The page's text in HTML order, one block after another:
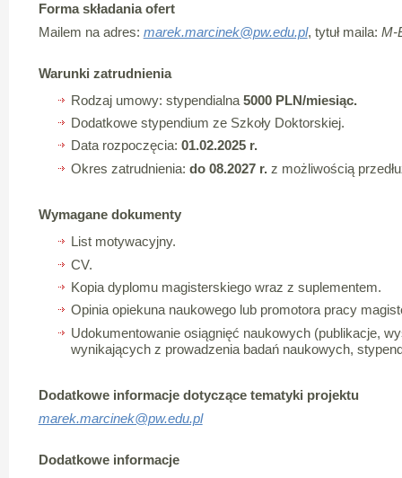
Forma składania ofert
Mailem na adres: marek.marcinek@pw.edu.pl, tytuł maila: M-
Warunki zatrudnienia
Rodzaj umowy: stypendialna 5000 PLN/miesiąc.
Dodatkowe stypendium ze Szkoły Doktorskiej.
Data rozpoczęcia: 01.02.2025 r.
Okres zatrudnienia: do 08.2027 r.z możliwością
Wymagane dokumenty
List motywacyjny.
CV.
Kopia dyplomu magisterskiego wraz z suplementem.
Opinia opiekuna naukowego lub promotora pracy
Udokumentowanie osiągnięć naukowych (publikacje,
wynikających z prowadzenia badań naukowych,
Dodatkowe informacje dotyczące tematyki projektu
marek.marcinek@pw.edu.pl
Dodatkowe informacje